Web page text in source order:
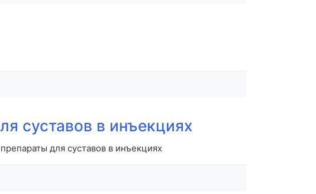
суставов в инъекциях
для суставов в инъекциях